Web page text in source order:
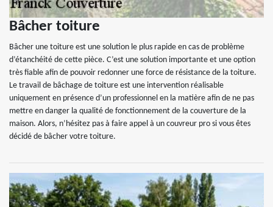
Bâcher toiture
Bâcher une toiture est une solution le plus rapide en cas de problème
d’étanchéité de cette pièce. C’est une solution importante et une option
très fiable afin de pouvoir redonner une force de résistance de la toiture.
Le travail de bâchage de toiture est une intervention réalisable
uniquement en présence d’un professionnel en la matière afin de ne pas
mettre en danger la qualité de fonctionnement de la couverture de la
maison. Alors, n’hésitez pas à faire appel à un couvreur pro si vous êtes
décidé de bâcher votre toiture.